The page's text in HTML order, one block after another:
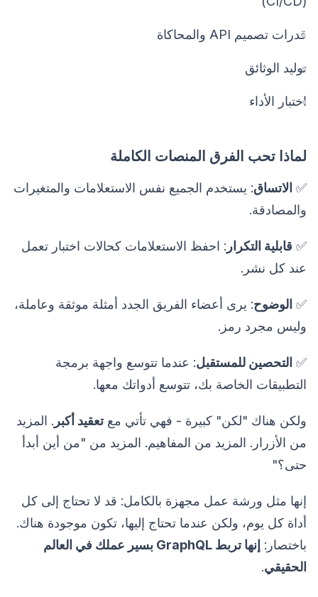
قدرات تصميم API والمحاكاة
توليد الوثائق
اختبار الأداء
لماذا تحب الفرق المنصات الكاملة
✅ الاتساق: يستخدم الجميع نفس الاستعلامات والمتغيرات
والمصادقة.
✅ قابلية التكرار : احفظ الاستعلامات كحالات اختبار تعمل
عند كل نشر.
✅ الوضوح: يرى أعضاء الفريق الجدد أمثلة موثقة وعاملة،
وليس مجرد رمز.
✅ التحصين للمستقبل: عندما تتوسع واجهة برمجة
التطبيقات الخاصة بك، تتوسع أدواتك معها.
ولكن هناك "لكن" كبيرة - فهي تأتي معتعقيد أكبر . المزيد
من الأزرار. المزيد من المفاهيم. المزيد من "من أين أبدأ
حتى؟"
إنها مثل ورشة عمل مجهزة بالكامل: قد لا تحتاج إلى كل
أداة كل يوم، ولكن عندما تحتاج إليها، تكون موجودة هناك.
باختصار:
إنها تربط GraphQL بسير عملك في العالم
الحقيقي.